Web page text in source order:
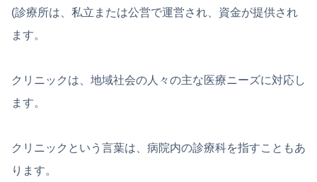
(診療所は、私立または公営で運営され、資金が提供され
ます。
クリニックは、地域社会の人々の主な医療ニーズに対応し
ます。
クリニックという言葉は、病院内の診療科を指すこともあ
ります。